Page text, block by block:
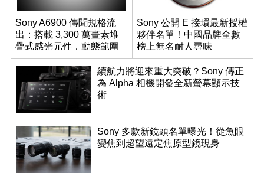
Sony A6900 傳聞規格流
出：搭載 3,300 萬畫素堆
疊式感光元件，動態範圍
超過 15 級
Sony 公開 E 接環最新授權
夥伴名單！中國品牌全數
榜上無名耐人尋味
續航力將迎來重大突破？Sony 傳正
為 Alpha 相機開發全新螢幕顯示技
術
Sony 多款新鏡頭名單曝光！從魚眼
變焦到超望遠定焦原型鏡現身